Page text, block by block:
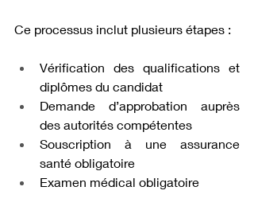
Ce processus inclut plusieurs étapes :
Vérification des qualifications et
diplômes du candidat
Demande d’approbation auprès
des autorités compétentes
Souscription à une assurance
santé obligatoire
Examen médical obligatoire